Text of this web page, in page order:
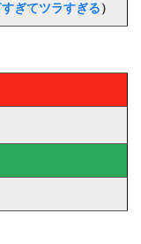
ぎてツラすぎる）